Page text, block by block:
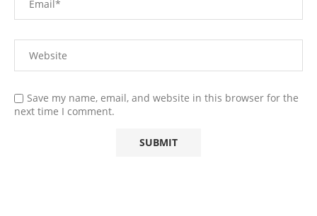
Save my name, email, and website in this browser for the
next time I comment.